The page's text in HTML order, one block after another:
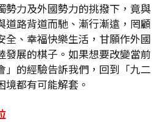
勢力及外國勢力的挑撥下，竟與
道路背道而馳、漸行漸遠，罔顧
全、幸福快樂生活，甘願作外國
發展的棋子。如果想要改變當前
」的經驗告訴我們，回到「九二
都有可能解套。